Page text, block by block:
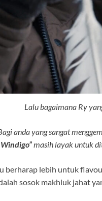
Lalu bagaimana Ry
anda yang sangat
masih layak untuk
berharap lebih untuk
sosok makhluk jahat